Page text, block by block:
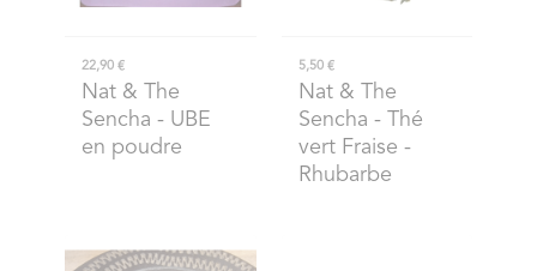
22,90 €
Nat & The
Sencha - UBE
en poudre
5,50 €
Nat & The
Sencha - Thé
vert Fraise -
Rhubarbe